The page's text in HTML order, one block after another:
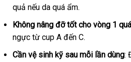
quả thế
nếu da kho
hàng
quá ẩm.
Không nâng đỡ tốt cho vòng 1 tiết
ngực từ cup A đến C.
Cần vệ sinh kỹ sau mỗi lần dùng: